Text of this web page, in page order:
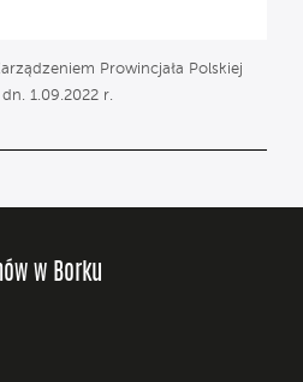
Prowincjała Polskiej
1.09.2022 r.
w Borku